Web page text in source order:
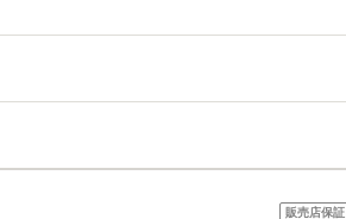
販売店保証